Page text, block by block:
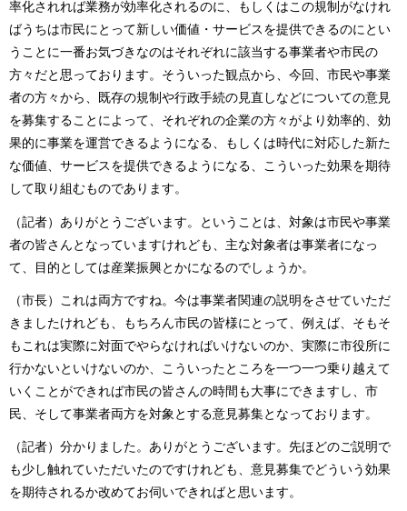
率化されれば業務が効率化されるのに、もしくはこの規制がなけれ
ばうちは市民にとって新しい価値・サービスを提供できるのにとい
うことに一番お気づきなのはそれぞれに該当する事業者や市民の
方々だと思っております。そういった観点から、今回、市民や事業
者の方々から、既存の規制や行政手続の見直しなどについての意見
を募集することによって、それぞれの企業の方々がより効率的、効
果的に事業を運営できるようになる、もしくは時代に対応した新た
な価値、サービスを提供できるようになる、こういった効果を期待
して取り組むものであります。
（記者）ありがとうございます。ということは、対象は市民や事業
者の皆さんとなっていますけれども、主な対象者は事業者になっ
て、目的としては産業振興とかになるのでしょうか。
（市長）これは両方ですね。今は事業者関連の説明をさせていただ
きましたけれども、もちろん市民の皆様にとって、例えば、そもそ
もこれは実際に対面でやらなければいけないのか、実際に市役所に
行かないといけないのか、こういったところを一つ一つ乗り越えて
いくことができれば市民の皆さんの時間も大事にできますし、市
民、そして事業者両方を対象とする意見募集となっております。
（記者）分かりました。ありがとうございます。先ほどのご説明で
も少し触れていただいたのですけれども、意見募集でどういう効果
を期待されるか改めてお伺いできればと思います。